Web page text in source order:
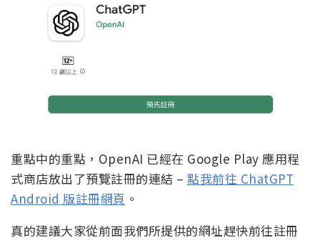
重點中的重點，OpenAI 已經在 Google Play 應用程
式商店放出了預覽註冊的連結 – 點我前往 ChatGPT
Android 版註冊網頁 。
真的建議大家從前面我們所提供的網址趕快前往註冊